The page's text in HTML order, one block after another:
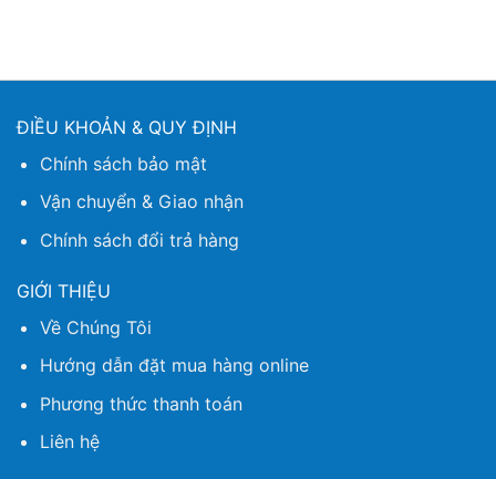
ĐIỀU KHOẢN & QUY ĐỊNH
Chính sách bảo mật
Vận chuyển & Giao nhận
Chính sách đổi trả hàng
GIỚI THIỆU
Về Chúng Tôi
Hướng dẫn đặt mua hàng online
Phương thức thanh toán
Liên hệ